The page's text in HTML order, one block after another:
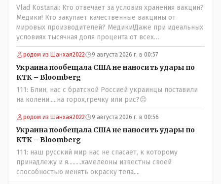
Vlad Kostanai: Кто отвечает за условия хранения вакцин?
Медики! Кто закупает качественные вакцины от
мировых производителей? Медики!Даже при идеальных
условиях тысячная доля процента от всех
вакцинированных может иметь плохие последствия от
прививки. Бумага нужна как защита от дол.....бов не
дружащих с школьными курсами предметов, в
частности биологии и математики. Vlad Kostanai: Поэтому
люди и отказываются и я в том числе своих не
прививал.Лично я вам и тем другим людям благодарен.
Добровольные действия направленные на сокращение
частотности появления в популяции соответствующих
комбинаций генов заслуживают благодарности. Мы и
без того основательно загубили нормальный
естественный отбор.
родом из Шанхая2022 9 августа 2026 г. в 00:57
Украина пообещала США не наносить удары по
КТК – Bloomberg
111: Блин, нас с братской Россией украинцы поставили
на колени.....на горох,гречку или рис?😊
родом из Шанхая2022 9 августа 2026 г. в 00:56
Украина пообещала США не наносить удары по
КТК – Bloomberg
111: наш русский мир нас не спасает, к которому
принадлежу и я.........хамелеоны известны своей
способностью менять окраску тела....